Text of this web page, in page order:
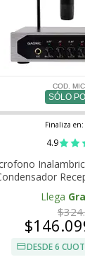
COD.
SÓLO
Finaliza en:
4.9
6.35 Mm 3.5
Llega
DESDE 6